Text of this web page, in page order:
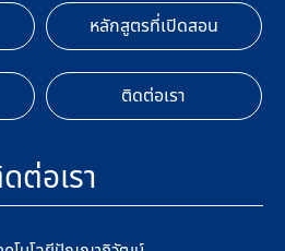
หลักสูตรที่เปิดสอน
ติดต่อเรา
ต่อเรา